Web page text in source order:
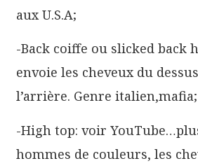
aux U.S.A;
-Back coiffe ou slicked back
envoie les cheveux du
l’arrière. Genre italien,mafia;
-High top: voir
hommes de couleurs, les